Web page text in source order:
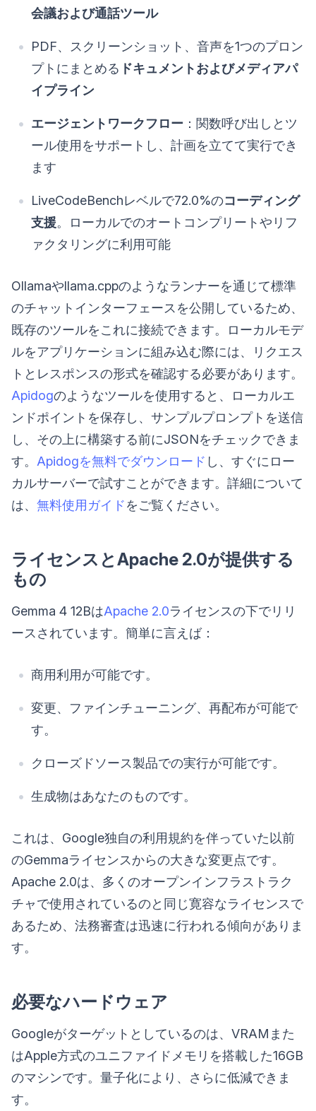
会議および通話ツール
PDF、スクリーンショット、音声を1つのプロン
プトにまとめる ドキュメントおよびメディアパ
イプライン
エージェントワークフロー ：関数呼び出しとツ
ール使用をサポートし、計画を立てて実行でき
ます
LiveCodeBenchレベルで72.0%のコーディング
支援。ローカルでのオートコンプリートやリフ
ァクタリングに利用可能
Ollamaやllama.cppのようなランナーを通じて標準
のチャットインターフェースを公開しているため、
既存のツールをこれに接続できます。ローカルモデ
ルをアプリケーションに組み込む際には、リクエス
トとレスポンスの形式を確認する必要があります。
Apidogのようなツールを使用すると、ローカルエ
ンドポイントを保存し、サンプルプロンプトを送信
し、その上に構築する前にJSONをチェックできま
す。 Apidogを無料でダウンロード し、すぐにロー
カルサーバーで試すことができます。詳細について
は、 無料使用ガイドをご覧ください。
ライセンスとApache 2.0が提供する
もの
Gemma 4 12BはApache 2.0ライセンスの下でリリ
ースされています。簡単に言えば：
商用利用が可能です。
変更、ファインチューニング、再配布が可能で
す。
クローズドソース製品での実行が可能です。
生成物はあなたのものです。
これは、Google独自の利用規約を伴っていた以前
のGemmaライセンスからの大きな変更点です。
Apache 2.0は、多くのオープンインフラストラク
チャで使用されているのと同じ寛容なライセンスで
あるため、法務審査は迅速に行われる傾向がありま
す。
必要なハードウェア
Googleがターゲットとしているのは、VRAMまた
はApple方式のユニファイドメモリを搭載した16GB
のマシンです。量子化により、さらに低減できま
す。